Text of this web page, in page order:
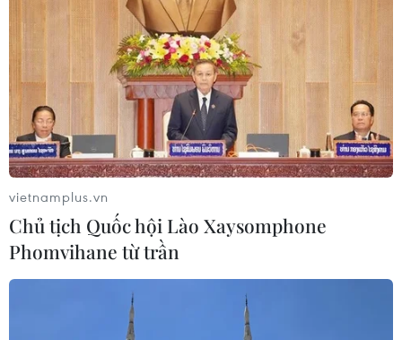
Xét xử sơ thẩm vụ án thông thầu xảy ra tại
Bệnh viện Tim Hà Nội
12 bị cáo trong vụ án bị Viện Kiểm sát Nhân dân Tối cao
vietnamplus.vn
Chủ tịch Quốc hội Lào Xaysomphone
Phomvihane từ trần